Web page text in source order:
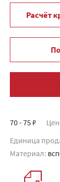
Расчёт
70 - 75 ₽
Единица
Материал: